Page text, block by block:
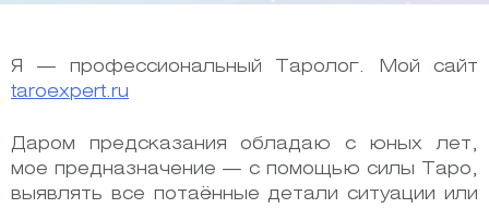
Я — профессиональный Таролог. Мой сайт
taroexpert.ru
Даром предсказания обладаю с юных лет,
мое предназначение — с помощью силы Таро,
выявлять все потаённые детали ситуации или